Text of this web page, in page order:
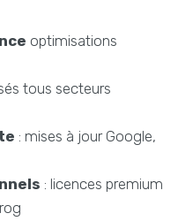
optimisations
tous secteurs
: mises à jour Google,
: licences premium